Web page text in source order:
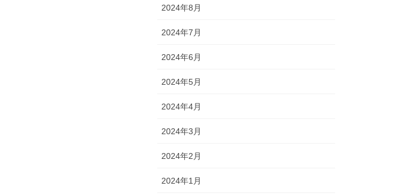
2024年8月
2024年7月
2024年6月
2024年5月
2024年4月
2024年3月
2024年2月
2024年1月